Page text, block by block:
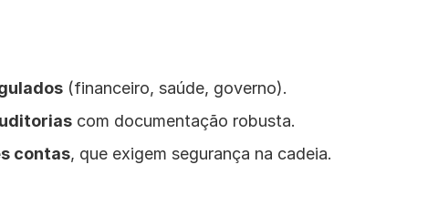
(financeiro, saúde, governo).
com documentação robusta.
contas, que exigem segurança na cadeia.